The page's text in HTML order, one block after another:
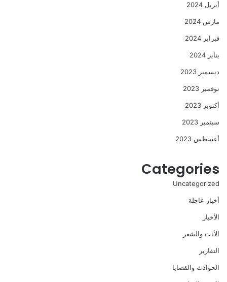
أبريل 2024
مارس 2024
فبراير 2024
يناير 2024
ديسمبر 2023
نوفمبر 2023
أكتوبر 2023
سبتمبر 2023
أغسطس 2023
Categories
Uncategorized
أخبار عاجلة
الأخبار
الأدب والشعر
التقارير
الحوادث والقضايا